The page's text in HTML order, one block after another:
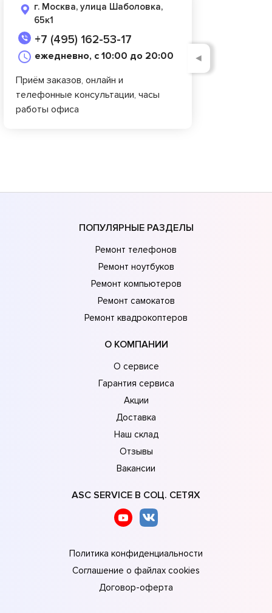
г. Москва, улица Шаболовка,
65к1
+7 (495) 162-53-17
ежедневно, с 10:00 до 20:00
Приём заказов, онлайн и
телефонные консультации, часы
работы офиса
◄
ПОПУЛЯРНЫЕ РАЗДЕЛЫ
Ремонт телефонов
Ремонт ноутбуков
Ремонт компьютеров
Ремонт самокатов
Ремонт квадрокоптеров
О КОМПАНИИ
О сервисе
Гарантия сервиса
Акции
Доставка
Наш склад
Отзывы
Вакансии
ASC SERVICE В СОЦ. СЕТЯХ
Политика конфиденциальности
Соглашение о файлах cookies
Договор-оферта